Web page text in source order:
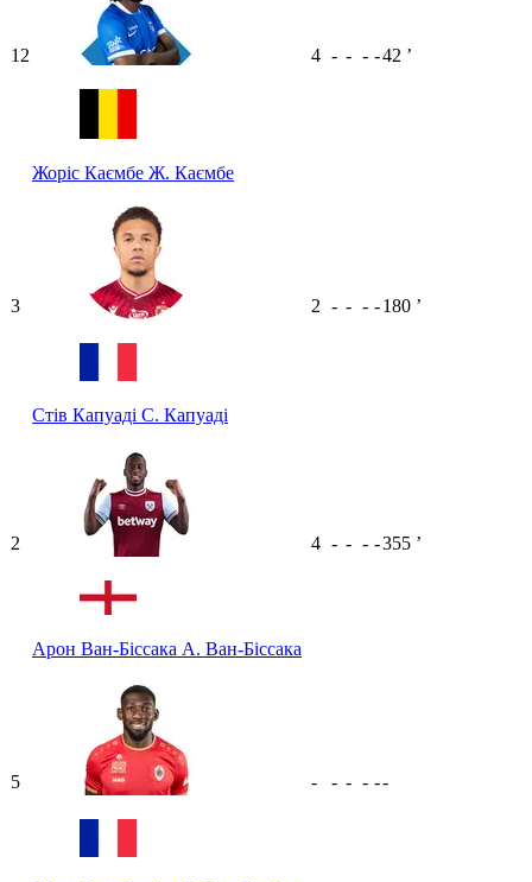
12
Жоріс Каємбе Ж. Каємбе
4 - - - -42 ʼ
3
Стів Капуаді С. Капуаді
2 - - - -180 ʼ
2
Арон Ван-Біссака А. Ван-Біссака
4 - - - -355 ʼ
5 - - - - --